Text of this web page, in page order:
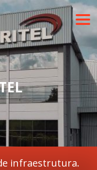
infraestrutura.